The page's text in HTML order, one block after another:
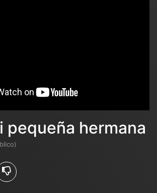
pequeña hermana